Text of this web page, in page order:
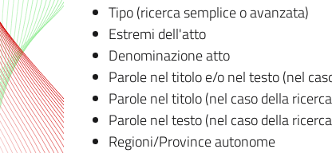
Tipo (ricerca semplice o avanzata)
Estremi dell'atto
Denominazione atto
Parole nel titolo e/o nel testo (nel
Parole nel titolo (nel caso della
Parole nel testo (nel caso della
Regioni/Province autonome